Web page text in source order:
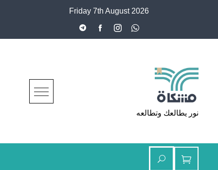
Friday 7th August 2026
مشكاة
نور يطالعك وتطالعه